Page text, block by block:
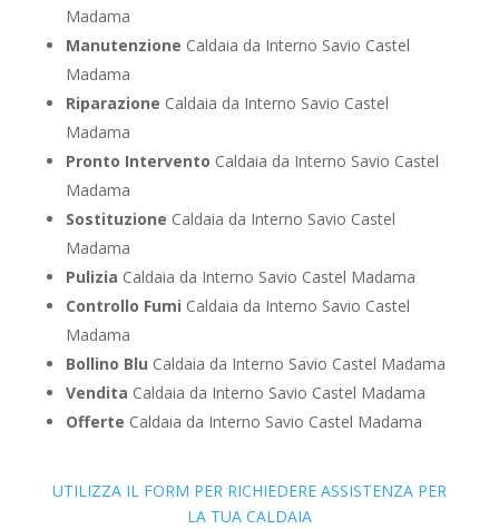
Madama
Manutenzione Caldaia da Interno Savio Castel
Madama
Riparazione Caldaia da Interno Savio Castel
Madama
Pronto Intervento Caldaia da Interno Savio Castel
Madama
Sostituzione Caldaia da Interno Savio Castel
Madama
Pulizia Caldaia da Interno Savio Castel Madama
Controllo Fumi Caldaia da Interno Savio Castel
Madama
Bollino Blu Caldaia da Interno Savio Castel Madama
Vendita Caldaia da Interno Savio Castel Madama
Offerte Caldaia da Interno Savio Castel Madama
UTILIZZA IL FORM PER RICHIEDERE ASSISTENZA PER
LA TUA CALDAIA